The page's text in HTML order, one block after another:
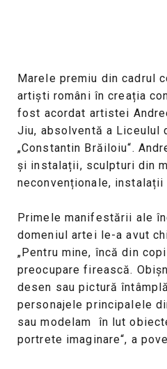
Marele premiu din cadrul
artiști români în creația
fost acordat artistei
Jiu, absolventă a Liceulul
„Constantin Brăiloiu“.
și instalații, sculpturi din
neconvenționale, instalații
Primele manifestării ale
domeniul artei le-a avut
„Pentru mine, încă din
preocupare firească.
desen sau pictură
personajele principalele
sau modelam în lut
portrete imaginare“, a